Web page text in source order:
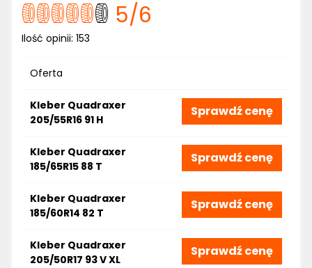
5/6
Ilość opinii: 153
Oferta
Kleber Quadraxer
205/55R16 91 H
Sprawdź cenę
Kleber Quadraxer
185/65R15 88 T
Sprawdź cenę
Kleber Quadraxer
185/60R14 82 T
Sprawdź cenę
Kleber Quadraxer
205/50R17 93 V XL
Sprawdź cenę